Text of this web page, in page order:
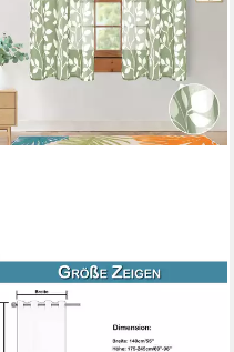
LAPALIFE
Gardine Gardinen Voile mit
Muster Blätterdrucken 2er